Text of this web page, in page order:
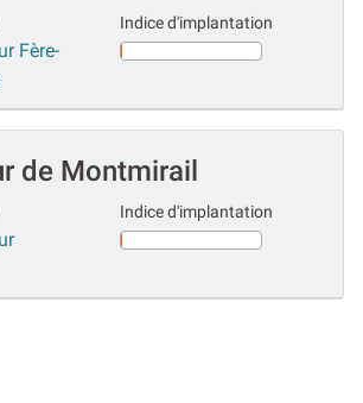
Fère-
Indice d'implantation
de Montmirail
Indice d'implantation